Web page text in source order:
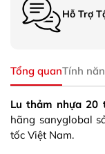
Hỗ Trợ
Tổng quanTính
Lu thảm nhựa 20
hãng sanyglobal
tốc Việt Nam.